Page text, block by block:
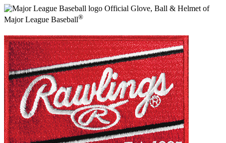
Official Glove, Ball & Helmet of
Major League Baseball®